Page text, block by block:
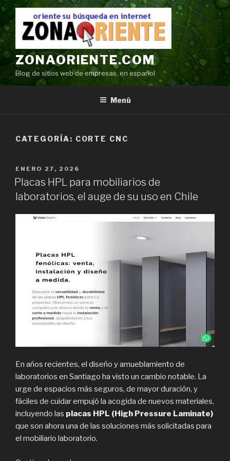
Ir
contenido
ZONAORIENTE.COM
Blog de sitios web de empresas, en español
Menú
CATEGORÍA: CORTE CNC
POSTED
ON
ENERO 27, 2026
Placas HPL para mobiliarios de
laboratorios, el auge de su uso en Chile
En años recientes, el diseño y amueblamiento de
laboratorios en Santiago ha visto un cambio notable. La
urge de espacios más seguros, de mayor duración, y
fáciles de cuidar empujó la acogida de nuevos materiales,
incluyendo las placas HPL (High Pressure Laminate)
que son ahora una de las soluciones más solicitadas para
el mobiliario laboratorio.